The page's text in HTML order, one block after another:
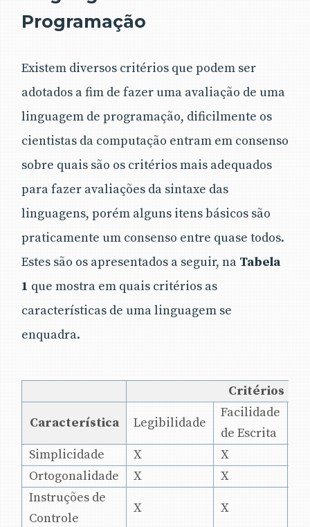
Programação
Existem diversos critérios que podem ser
adotados a fim de fazer uma avaliação de uma
linguagem de programação, dificilmente os
cientistas da computação entram em consenso
sobre quais são os critérios mais adequados
para fazer avaliações da sintaxe das
linguagens, porém alguns itens básicos são
praticamente um consenso entre quase todos.
Estes são os apresentados a seguir, na Tabela
1 que mostra em quais critérios as
características de uma linguagem se
enquadra.
Critérios
Característica
Legibilidade
Facilidade
de Escrita
Simplicidade
X X
Ortogonalidade
X X
Instruções de
Controle
X X